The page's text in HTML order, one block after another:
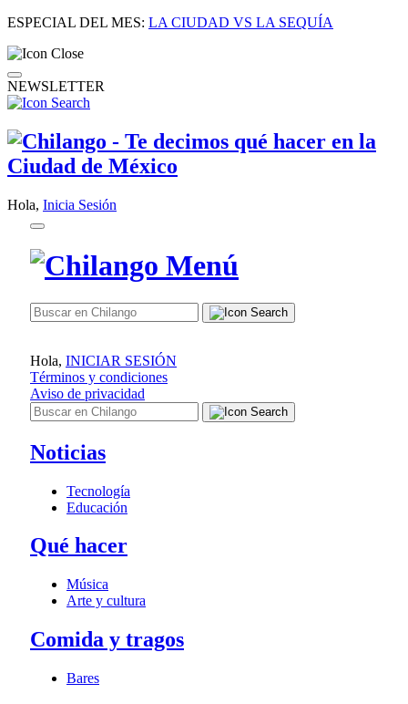
ESPECIAL DEL MES: LA CIUDAD VS LA SEQUÍA
NEWSLETTER
Hola, Inicia Sesión
Hola, INICIAR SESIÓN
Términos y condiciones
Aviso de privacidad
Noticias
Tecnología
Educación
Qué hacer
Música
Arte y cultura
Comida y tragos
Bares